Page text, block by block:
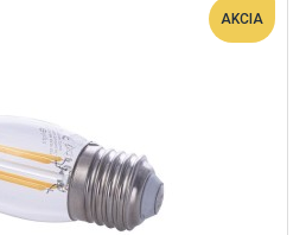
AKCIA